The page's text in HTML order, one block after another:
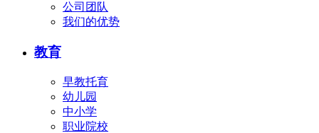
公司团队
我们的优势
教育
早教托育
幼儿园
中小学
职业院校